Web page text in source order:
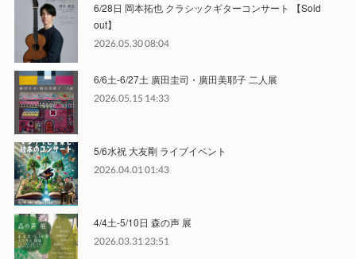
6/28日 岡本拓也 クラシックギターコンサート 【Sold
out】
2026.05.30 08:04
6/6土-6/27土 廣田圭司・廣田美耶子 二人展
2026.05.15 14:33
5/6水祝 大友剛 ライブイベント
2026.04.01 01:43
4/4土-5/10日 森の声 展
2026.03.31 23:51